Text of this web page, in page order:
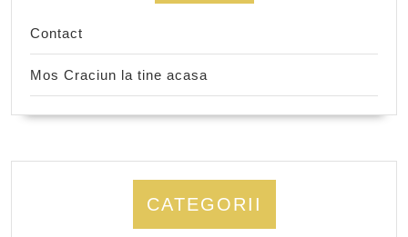
Contact
Mos Craciun la tine acasa
CATEGORII